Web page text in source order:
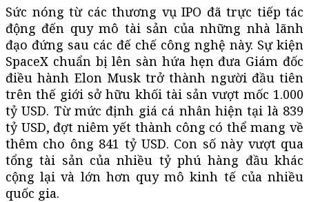
Sức nóng từ các thương vụ IPO đã trực tiếp tác
động đến quy mô tài sản của những nhà lãnh
đạo đứng sau các đế chế công nghệ này. Sự kiện
SpaceX chuẩn bị lên sàn hứa hẹn đưa Giám đốc
điều hành Elon Musk trở thành người đầu tiên
trên thế giới sở hữu khối tài sản vượt mốc 1.000
tỷ USD. Từ mức định giá cá nhân hiện tại là 839
tỷ USD, đợt niêm yết thành công có thể mang về
thêm cho ông 841 tỷ USD. Con số này vượt qua
tổng tài sản của nhiều tỷ phú hàng đầu khác
cộng lại và lớn hơn quy mô kinh tế của nhiều
quốc gia.